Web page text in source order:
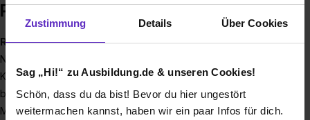
Zustimmung Details Über Cookies
Sag „Hi!“ zu Ausbildung.de & unseren Cookies!
Schön, dass du da bist! Bevor du hier ungestört
weitermachen kannst, haben wir ein paar Infos für dich.
Partnerschaft mbB
RUGEFEHSENFELDist eine auf die Steuer- und
Nachfolgeberatung spezialisierte Kanzlei mit über 40
Kolleginnen und Kollegen, davon 8 Berufsträger. Wir
betreuen einen überdurchschnittlich interessanten
Mandantenstamm im In- und Ausland.